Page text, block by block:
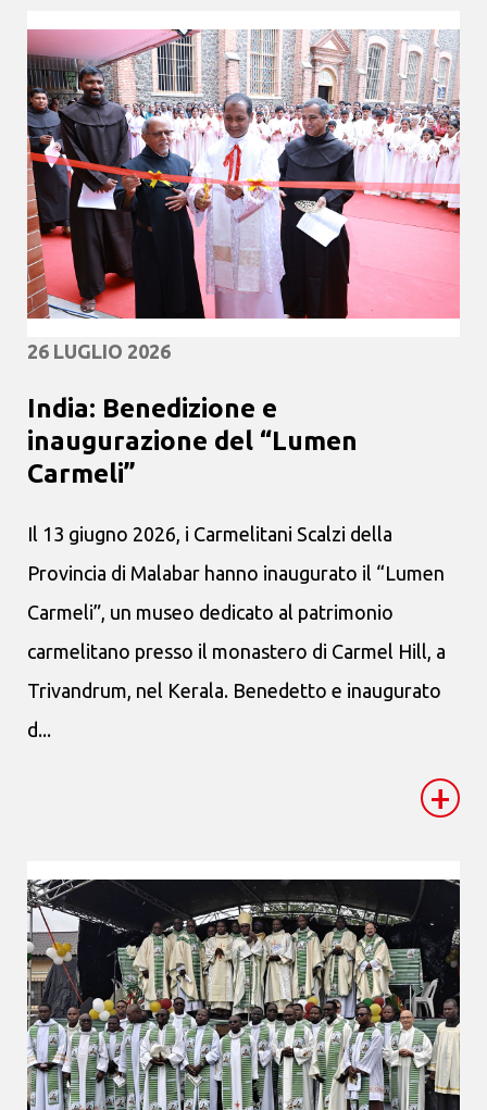
26 LUGLIO 2026
India: Benedizione e
inaugurazione del “Lumen
Carmeli”
Il 13 giugno 2026, i Carmelitani Scalzi della
Provincia di Malabar hanno inaugurato il “Lumen
Carmeli”, un museo dedicato al patrimonio
carmelitano presso il monastero di Carmel Hill, a
Trivandrum, nel Kerala. Benedetto e inaugurato
d...
+